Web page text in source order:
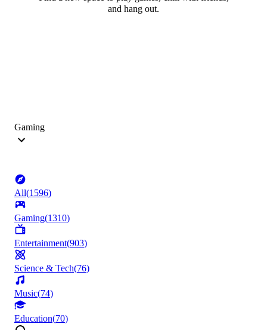
and hang out.
Gaming
All(1596)
Gaming(1310)
Entertainment(903)
Science & Tech(76)
Music(74)
Education(70)